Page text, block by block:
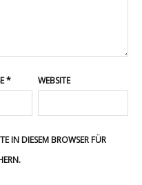
* WEBSITE
IN DIESEM BROWSER FÜR